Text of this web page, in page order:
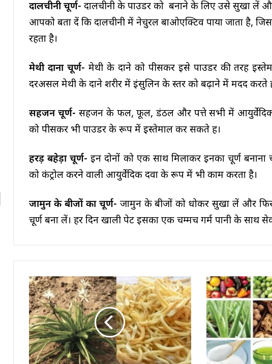
दालचीनी चूर्ण-दालचीनी के पाउडर को बनाने के लिए उसे सुखा लें
आपको बता दें कि दालचीनी में नेचुरल बाओएक्टिव पाया जाता है,
रहता है।
मेथी दाना चूर्ण-मेथी के दाने को पीसकर इसे पाउडर की तरह
दरअसल मेथी के दाने शरीर में इंसुलिन के स्तर को बढ़ाने में मदद करते
सहजन चूर्ण- सहजन के फल, फूल, डंठल और पत्ते सभी में आयुर्वेदिक
को पीसकर भी पाउडर के रूप में इस्तेमाल कर सकते हैं।
हरड़ बहेड़ा चूर्ण-इन दोनों को एक साथ मिलाकर इनका चूर्ण
को कंट्रोल करने वाली आयुर्वेदिक दवा के रूप में भी काम करता है।
जामुन के बीजों का चूर्ण- जामुन के बीजों को धोकर सुखा लें और
चूर्ण बना लें। हर दिन खाली पेट इसका एक चम्मच गर्म पानी के साथ